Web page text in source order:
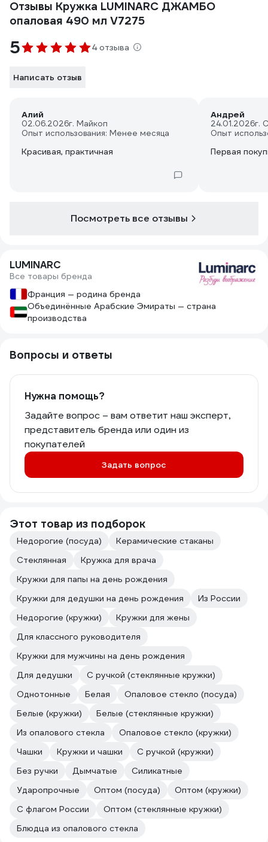
Отзывы Кружка LUMINARC ДЖАМБО
опаловая 490 мл V7275
5 4 отзыва
Написать отзыв
Алий
02.06.2026г. Майкоп
Опыт использования: Менее месяца
Красивая, практичная
Андрей
24.01.2026г.
Опыт
Первая
Посмотреть все отзывы
LUMINARC
Все товары бренда
Франция — родина бренда
Объединённые Арабские Эмираты — страна
производства
Вопросы и ответы
Нужна помощь?
Задайте вопрос – вам ответит наш эксперт,
представитель бренда или один из
покупателей
Задать вопрос
Этот товар из подборок
Недорогие (посуда)
Керамические стаканы
Стеклянная
Кружка для врача
Кружки для папы на день рождения
Кружки для дедушки на день рождения
Из России
Недорогие (кружки)
Кружки для жены
Для классного руководителя
Кружки для мужчины на день рождения
Для дедушки
С ручкой (стеклянные кружки)
Однотонные
Белая
Опаловое стекло (посуда)
Белые (кружки)
Белые (стеклянные кружки)
Из опалового стекла
Опаловое стекло (кружки)
Чашки
Кружки и чашки
С ручкой (кружки)
Без ручки
Дымчатые
Силикатные
Ударопрочные
Оптом (посуда)
Оптом (кружки)
С флагом России
Оптом (стеклянные кружки)
Блюдца из опалового стекла